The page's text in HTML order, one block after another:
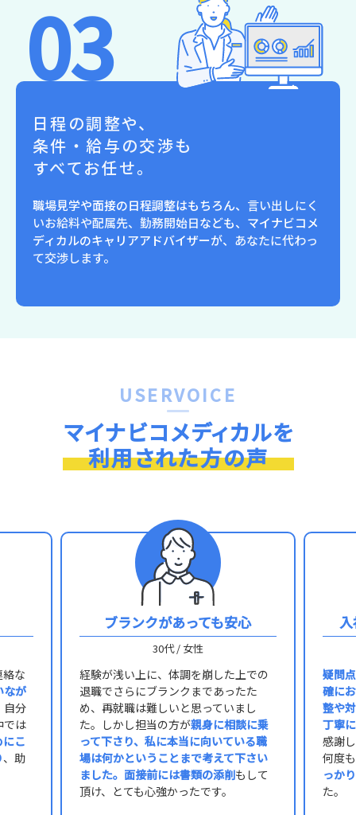
03
日程の調整や、
条件・給与の交渉も
すべてお任せ。
職場見学や面接の日程調整はもちろん、 言い出しにく
いお給料や配属先、勤務開始日なども、マイナビコメ
ディカルのキャリアアドバイザーが、 あなたに代わっ
て交渉します。
USERVOICE
マイナビコメディカルを
利用された方の声
な
なが
自分
では
こ
、助
ブランクがあっても安心
30代 / 女性
経験が浅い上に、体調を崩した上での
退職でさらにブランクまであったた
め、再就職は難しいと思っていまし
た。しかし担当の方が親身に相談に乗
って下さり、私に本当に向いている職
場は何かということまで考えて下さい
ました。面接前には書類の添削もして
頂け、とても心強かったです。
疑問
確に
整や
丁寧
感謝
何度
っか
た。